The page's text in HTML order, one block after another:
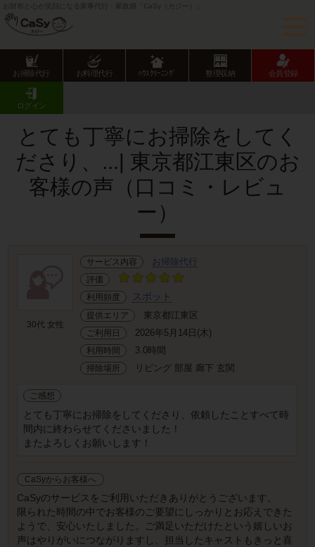
お財布と心が笑顔になる家事代行・家政婦「CaSy（カジー）」
お掃除代行 お料理代行 ﾊｳｽｸﾘｰﾆﾝｸﾞ 整理収納 会員登録
ログイン
CaSy TOP
お客様の声･口コミ詳細
とても丁寧にお掃除をしてく
ださり、...| 東京都江東区のお
客様の声（口コミ・レビュ
ー）
30代 女性
サービス内容 お掃除代行
評価
利用頻度
スポット
提供エリア 東京都江東区
ご利用日 2026年5月14日(木)
利用時間 3.0時間
掃除場所 リビング 部屋 廊下 玄関
ご感想
とても丁寧にお掃除をしてくださり、依頼したことすべて時
間内に終わらせてくださいました！
またよろしくお願いします！
CaSyからお客様へ
CaSyのサービスをご利用いただきありがとうございます。
限られた時間の中でお客様のご要望にしっかりとお応えできた
ようで、安心いたしました。ご満足いただけたという嬉しいお
声はやりがいにつながりますし、担当したキャストもきっと喜